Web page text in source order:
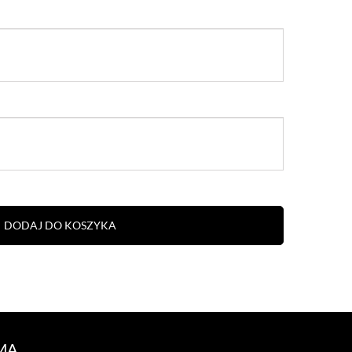
DODAJ DO KOSZYKA